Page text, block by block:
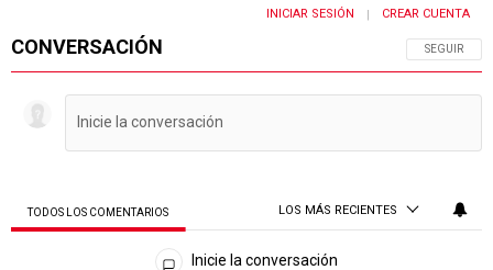
CONVERSACIÓN SIGA ESTA
SEGUIR
INICIAR SESIÓN | CREAR CUENTA
TODOS LOS COMENTARIOS LOS MÁS RECIENTES
Todos los comentarios
Inicie la conversación